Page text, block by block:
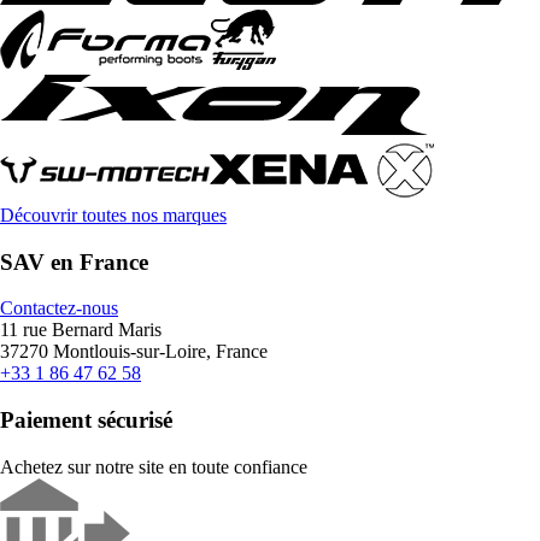
Découvrir toutes nos marques
SAV en France
Contactez-nous
11 rue Bernard Maris
37270 Montlouis-sur-Loire, France
+33 1 86 47 62 58
Paiement sécurisé
Achetez sur notre site en toute confiance